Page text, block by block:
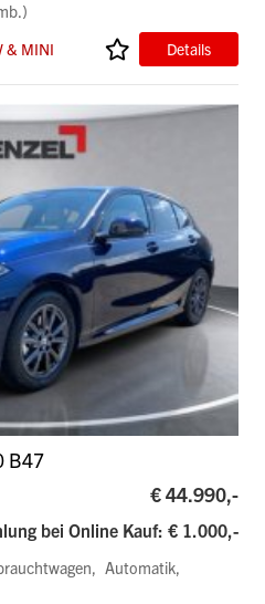
& MINI
Details
B47
€ 44.990,-
bei Online Kauf: € 1.000,-
Automatik